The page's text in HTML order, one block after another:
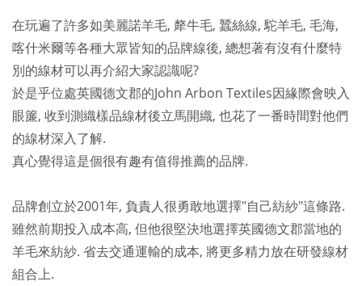
在玩遍了許多如美麗諾羊毛, 犛牛毛, 蠶絲線, 駝羊毛, 毛海,
喀什米爾等各種大眾皆知的品牌線後, 總想著有沒有什麼特
別的線材可以再介紹大家認識呢?
於是乎位處英國德文郡的John Arbon Textiles因緣際會映入
眼簾, 收到測織樣品線材後立馬開織, 也花了一番時間對他們
的線材深入了解.
真心覺得這是個很有趣有值得推薦的品牌.
品牌創立於2001年, 負責人很勇敢地選擇"自己紡紗"這條路.
雖然前期投入成本高, 但他很堅決地選擇英國德文郡當地的
羊毛來紡紗. 省去交通運輸的成本, 將更多精力放在研發線材
組合上.